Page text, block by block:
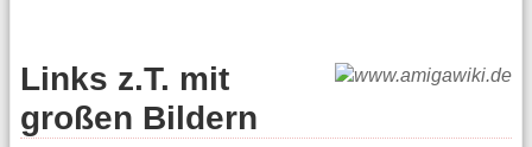
Links z.T. mit
großen Bildern